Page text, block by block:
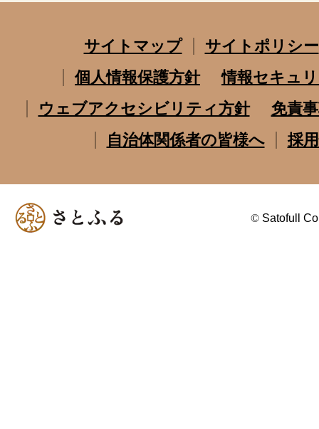
サイトマップ
サイトポリシー
個人情報保護方針
情報セキュ
ウェブアクセシビリティ方針
免責
自治体関係者の皆様へ
採
© Satofull